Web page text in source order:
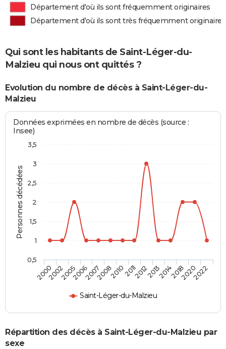
Département d'où ils sont fréquemment originaires
Département d'où ils sont très fréquemment originaires
Qui sont les habitants de Saint-Léger-du-
Malzieu qui nous ont quittés ?
Evolution du nombre de décès à Saint-Léger-du-
Malzieu
Personnes décédées
Données exprimées en nombre de décès (source :
Insee)
Saint-Léger-du-Malzieu
20002002200520062007200820102011201220132014201820202022
0,5
1
1,5
2
2,5
3
3,5
Répartition des décès à Saint-Léger-du-Malzieu par
sexe